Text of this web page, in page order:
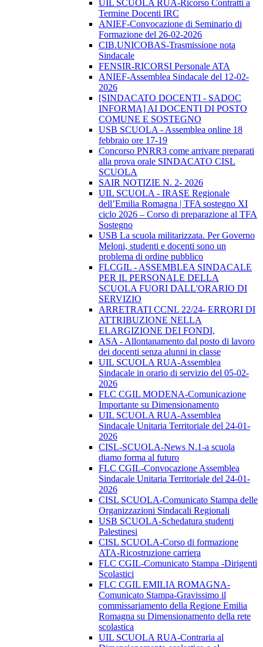
UIL SCUOLA RUA-Ricorso Contratti a
Termine Docenti IRC
ANIEF-Convocazione di Seminario di
Formazione del 26-02-2026
CIB.UNICOBAS-Trasmissione nota
Sindacale
FENSIR-RICORSI Personale ATA
ANIEF-Assemblea Sindacale del 12-02-
2026
[SINDACATO DOCENTI - SADOC
INFORMA] AI DOCENTI DI POSTO
COMUNE E SOSTEGNO
USB SCUOLA - Assemblea online 18
febbraio ore 17-19
Concorso PNRR3 come arrivare preparati
alla prova orale SINDACATO CISL
SCUOLA
SAIR NOTIZIE N. 2- 2026
UIL SCUOLA - IRASE Regionale
dell’Emilia Romagna | TFA sostegno XI
ciclo 2026 – Corso di preparazione al TFA
Sostegno
USB La scuola militarizzata. Per Governo
Meloni, studenti e docenti sono un
problema di ordine pubblico
FLCGIL - ASSEMBLEA SINDACALE
PER IL PERSONALE DELLA
SCUOLA FUORI DALL'ORARIO DI
SERVIZIO
ARRETRATI CCNL 22/24- ERRORI DI
ATTRIBUZIONE NELLA
ELARGIZIONE DEI FONDI,
ASA - Allontanamento dal posto di lavoro
dei docenti senza alunni in classe
UIL SCUOLA RUA-Assemblea
Sindacale in orario di servizio del 05-02-
2026
FLC CGIL MODENA-Comunicazione
Importante su Dimensionamento
UIL SCUOLA RUA-Assemblea
Sindacale Unitaria Territoriale del 24-01-
2026
CISL-SCUOLA-News N.1-a scuola
diamo forma al futuro
FLC CGIL-Convocazione Assemblea
Sindacale Unitaria Territoriale del 24-01-
2026
CISL SCUOLA-Comunicato Stampa delle
Organizzazioni Sindacali Regionali
USB SCUOLA-Schedatura studenti
Palestinesi
CISL SCUOLA-Corso di formazione
ATA-Ricostruzione carriera
FLC CGIL-Comunicato Stampa -Dirigenti
Scolastici
FLC CGIL EMILIA ROMAGNA-
Comunicato Stampa-Gravissimo il
commissariamento della Regione Emilia
Romagna su Dimensionamento della rete
scolastica
UIL SCUOLA RUA-Contraria al